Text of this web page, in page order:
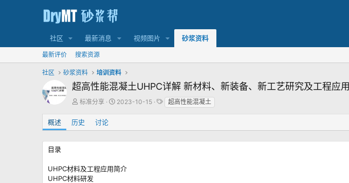
社区 最新消息 视频图片 砂浆资料
最新评价 搜索资源
社区 砂浆资料 培训资料
超高性能混凝土UHPC详解 新材料、新装备、新工艺研究及工程应用
作
标准分享
创
2023-10-15
标
签
超高性能混凝土
概述 历史 讨论
目录
UHPC材料及工程应用简介
UHPC材料研发